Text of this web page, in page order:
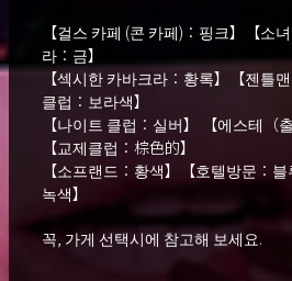
【걸스 카페 (콘 카페)：핑크】【소
라：금】
【섹시한 카바크라：황록】【젠틀
클럽：보라색】
【나이트 클럽：실버】 【에스테（
【교제클럽：棕色的】
【소프랜드：황색】【호텔방문：
녹색】
꼭, 가게 선택시에 참고해 보세요.